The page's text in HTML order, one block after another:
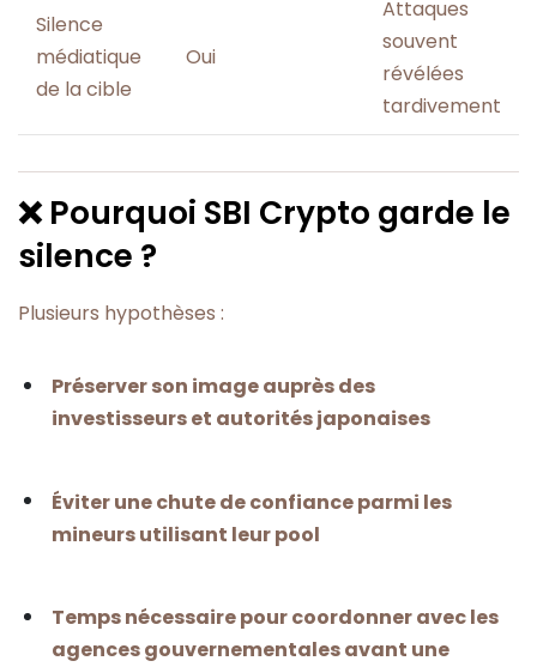
Silence
médiatique
de la cible
Oui
Attaques
souvent
révélées
tardivement
❌ Pourquoi SBI Crypto garde le
silence ?
Plusieurs hypothèses :
Préserver son image auprès des
investisseurs et autorités japonaises
Éviter une chute de confiance parmi les
mineurs utilisant leur pool
Temps nécessaire pour coordonner avec les
agences gouvernementales avant une